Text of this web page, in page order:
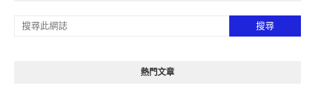
熱門文章